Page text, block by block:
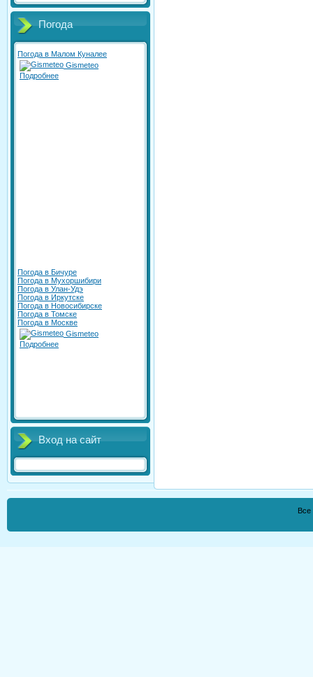
Погода
Погода в Малом Куналее
Gismeteo
Подробнее
Погода в Бичуре
Погода в Мухоршибири
Погода в Улан-Удэ
Погода в Иркутске
Погода в Новосибирске
Погода в Томске
Погода в Москве
Gismeteo
Подробнее
Вход на сайт